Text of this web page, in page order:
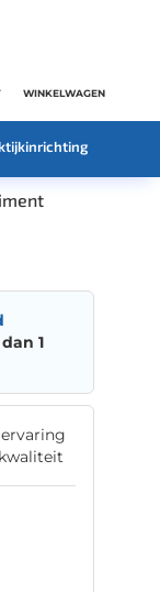
WINKELWAGEN
1